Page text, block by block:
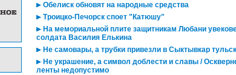
Обелиск обновят на народные средства
Троицко-Печорск споет "Катюшу"
На мемориальной плите защитникам Любани
солдата Василия Елькина
Не самовары, а трубки привезли в Сыктывкар
Не украшение, а символ доблести и славы /
ленты недопустимо